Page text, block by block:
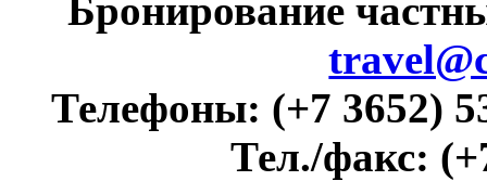
Бронирование
Телефоны: (+7 3652)
Тел./факс: